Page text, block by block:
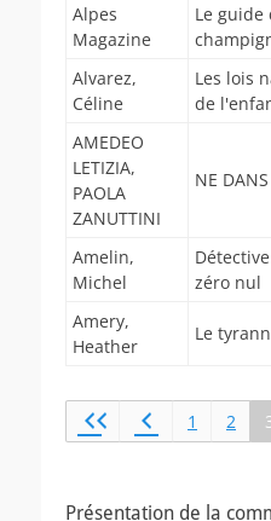
Alpes
Magazine
Le guide
Alvarez,
Céline
Les lois
de
AMEDEO
LETIZIA,
PAOLA
ZANUTTINI
NE
Amelin,
Michel
zéro nul
Amery,
Heather
Le
1 2
Présentation de la